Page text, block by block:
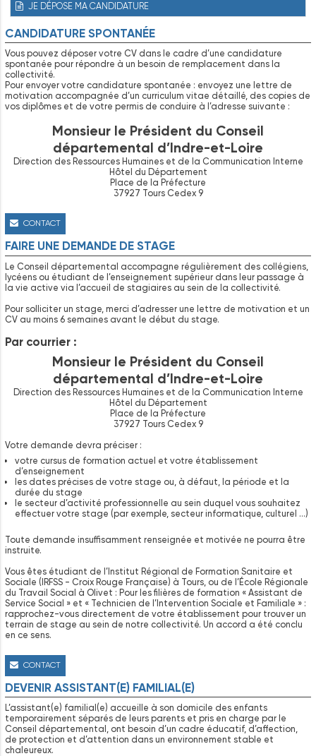
JE DÉPOSE MA CANDIDATURE
CANDIDATURE SPONTANÉE
Vous pouvez déposer votre CV dans le cadre d’une candidature
spontanée pour répondre à un besoin de remplacement dans la
collectivité.
Pour envoyer votre candidature spontanée : envoyez une lettre de
motivation accompagnée d’un curriculum vitae détaillé, des copies de
vos diplômes et de votre permis de conduire à l’adresse suivante :
Monsieur le Président du Conseil
départemental d’Indre-et-Loire
Direction des Ressources Humaines et de la Communication Interne
Hôtel du Département
Place de la Préfecture
37927 Tours Cedex 9
CONTACT
FAIRE UNE DEMANDE DE STAGE
Le Conseil départemental accompagne régulièrement des collégiens,
lycéens ou étudiant de l’enseignement supérieur dans leur passage à
la vie active via l’accueil de stagiaires au sein de la collectivité.
Pour solliciter un stage, merci d’adresser une lettre de motivation et un
CV au moins 6 semaines avant le début du stage.
Par courrier :
Monsieur le Président du Conseil
départemental d’Indre-et-Loire
Direction des Ressources Humaines et de la Communication Interne
Hôtel du Département
Place de la Préfecture
37927 Tours Cedex 9
Votre demande devra préciser :
votre cursus de formation actuel et votre établissement
d’enseignement
les dates précises de votre stage ou, à défaut, la période et la
durée du stage
le secteur d’activité professionnelle au sein duquel vous souhaitez
effectuer votre stage (par exemple, secteur informatique, culturel …)
Toute demande insuffisamment renseignée et motivée ne pourra être
instruite.
Vous êtes étudiant de l’Institut Régional de Formation Sanitaire et
Sociale (IRFSS - Croix Rouge Française) à Tours, ou de l’École Régionale
du Travail Social à Olivet : Pour les filières de formation « Assistant de
Service Social » et « Technicien de l’Intervention Sociale et Familiale » :
rapprochez-vous directement de votre établissement pour trouver un
terrain de stage au sein de notre collectivité. Un accord a été conclu
en ce sens.
CONTACT
DEVENIR ASSISTANT(E) FAMILIAL(E)
L’assistant(e) familial(e) accueille à son domicile des enfants
temporairement séparés de leurs parents et pris en charge par le
Conseil départemental, ont besoin d’un cadre éducatif, d’affection,
de protection et d’attention dans un environnement stable et
chaleureux.